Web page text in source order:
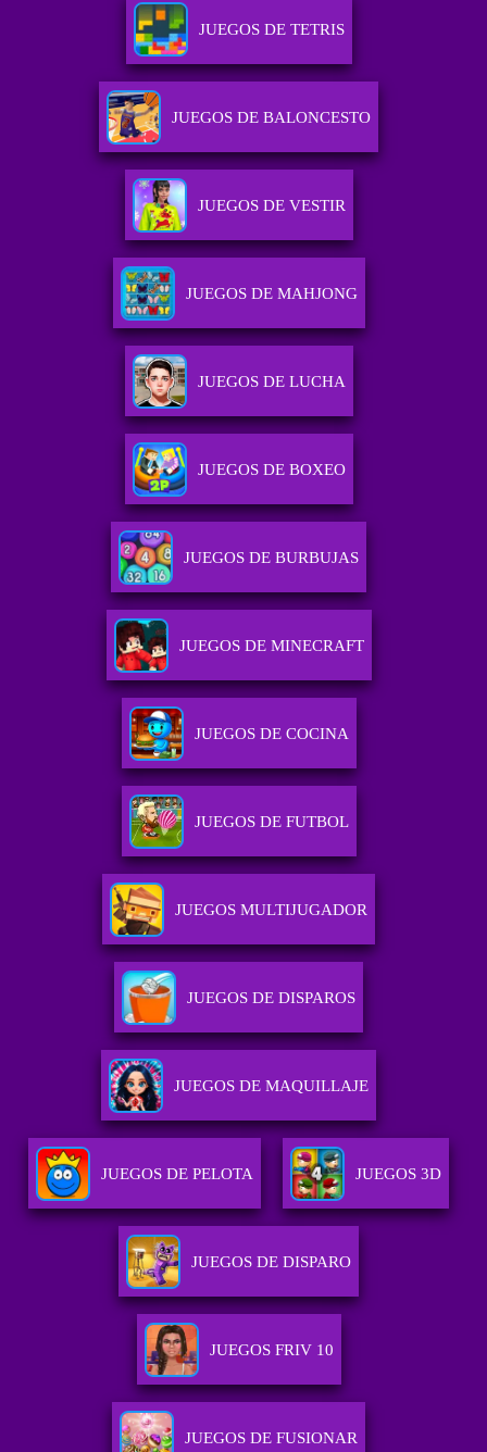
JUEGOS DE TETRIS
JUEGOS DE BALONCESTO
JUEGOS DE VESTIR
JUEGOS DE MAHJONG
JUEGOS DE LUCHA
JUEGOS DE BOXEO
JUEGOS DE BURBUJAS
JUEGOS DE MINECRAFT
JUEGOS DE COCINA
JUEGOS DE FUTBOL
JUEGOS MULTIJUGADOR
JUEGOS DE DISPAROS
JUEGOS DE MAQUILLAJE
JUEGOS DE PELOTA JUEGOS 3D
JUEGOS DE DISPARO
JUEGOS FRIV 10
JUEGOS DE FUSIONAR